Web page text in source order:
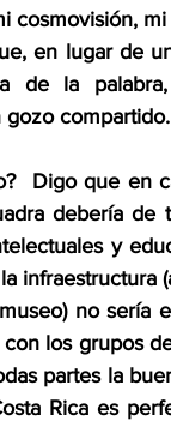
cosmovisión,
en lugar de
de la
gozo compartido.
Digo que
debería de
y
no sería
los grupos
partes la
Rica es